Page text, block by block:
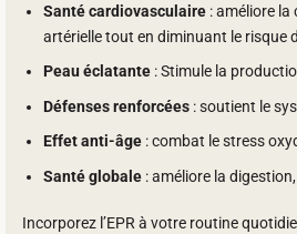
Santé cardiovasculaire: améliore la
artérielle tout en diminuant le risque
Peau éclatante: Stimule la
Défenses renforcées: soutient le
Effet anti-âge: combat le stress
Santé globale: améliore la
Incorporez l’EPR à votre routine